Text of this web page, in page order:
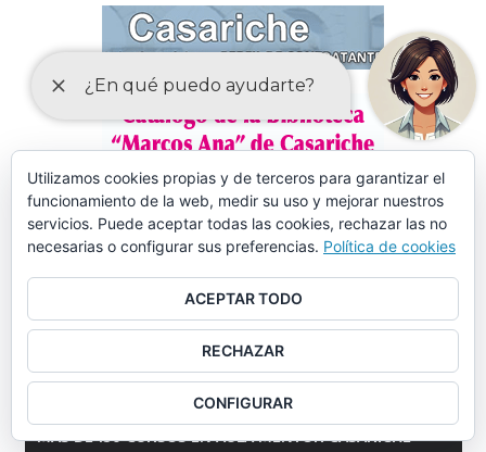
MÁS DE 150 CURSOS EN AULA MENTOR CASARICHE
Utilizamos cookies propias y de terceros para garantizar el
funcionamiento de la web, medir su uso y mejorar nuestros
servicios. Puede aceptar todas las cookies, rechazar las no
necesarias o configurar sus preferencias. Política de cookies
ACEPTAR TODO
RECHAZAR
CONFIGURAR